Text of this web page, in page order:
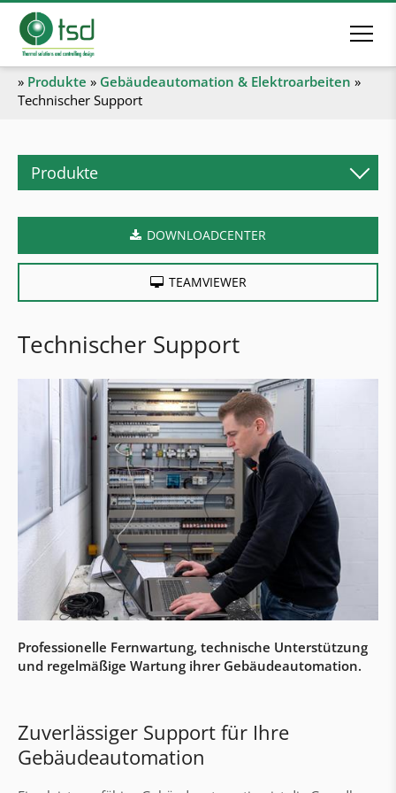
» Produkte » Gebäudeautomation & Elektroarbeiten »
Technischer Support
Produkte
Kombikessel
Hackgutkessel
Heizcontainer
Pufferspeicher
Prämien & Subsidien
Wohnungs- und Übergabestationen
Nah- und Fernwärmestationen
Regelung & Visualisierung aqo360°
aqotec Wohnungsstationen
Gebäudeautomation
Elektrinstallation & Verkabelung
Technischer Support
DOWNLOADCENTER
TEAMVIEWER
Technischer Support
Professionelle Fernwartung, technische Unterstützung
und regelmäßige Wartung ihrer Gebäudeautomation.
Zuverlässiger Support für Ihre
Gebäudeautomation